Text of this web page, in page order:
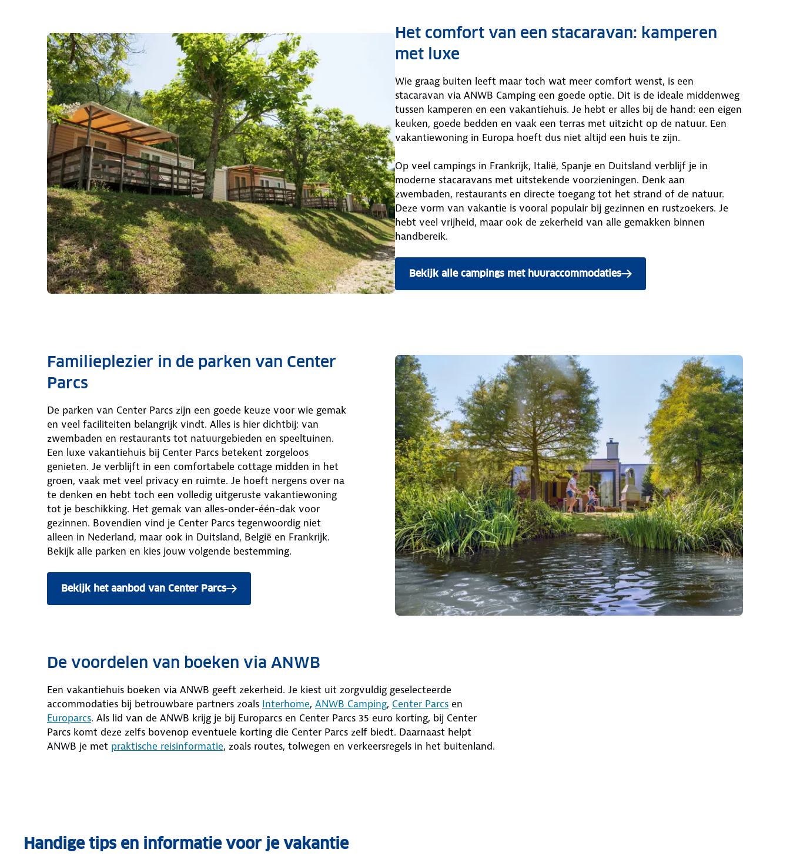
Het comfort van een stacaravan: kamperen
met luxe
Wie graag buiten leeft maar toch wat meer comfort wenst, is een
stacaravan via ANWB Camping een goede optie. Dit is de ideale middenweg
tussen kamperen en een vakantiehuis. Je hebt er alles bij de hand: een eigen
keuken, goede bedden en vaak een terras met uitzicht op de natuur. Een
vakantiewoning in Europa hoeft dus niet altijd een huis te zijn.
Op veel campings in Frankrijk, Italië, Spanje en Duitsland verblijf je in
moderne stacaravans met uitstekende voorzieningen. Denk aan
zwembaden, restaurants en directe toegang tot het strand of de natuur.
Deze vorm van vakantie is vooral populair bij gezinnen en rustzoekers. Je
hebt veel vrijheid, maar ook de zekerheid van alle gemakken binnen
handbereik.
Bekijk alle campings met huuraccommodaties
Familieplezier in de parken van Center
Parcs
De parken van Center Parcs zijn een goede keuze voor wie gemak
en veel faciliteiten belangrijk vindt. Alles is hier dichtbij: van
zwembaden en restaurants tot natuurgebieden en speeltuinen.
Een luxe vakantiehuis bij Center Parcs betekent zorgeloos
genieten. Je verblijft in een comfortabele cottage midden in het
groen, vaak met veel privacy en ruimte. Je hoeft nergens over na
te denken en hebt toch een volledig uitgeruste vakantiewoning
tot je beschikking. Het gemak van alles-onder-één-dak voor
gezinnen. Bovendien vind je Center Parcs tegenwoordig niet
alleen in Nederland, maar ook in Duitsland, België en Frankrijk.
Bekijk alle parken en kies jouw volgende bestemming.
Bekijk het aanbod van Center Parcs
De voordelen van boeken via ANWB
Een vakantiehuis boeken via ANWB geeft zekerheid. Je kiest uit zorgvuldig geselecteerde
accommodaties bij betrouwbare partners zoals Interhome, ANWB Camping, Center Parcs en
Europarcs. Als lid van de ANWB krijg je bij Europarcs en Center Parcs 35 euro korting, bij Center
Parcs komt deze zelfs bovenop eventuele korting die Center Parcs zelf biedt. Daarnaast helpt
ANWB je met praktische reisinformatie, zoals routes, tolwegen en verkeersregels in het buitenland.
Handige tips en informatie voor je vakantie